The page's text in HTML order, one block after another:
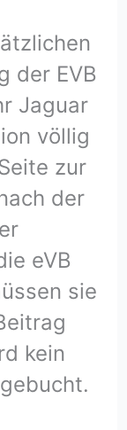
der EVB
Jaguar
völlig
zur
der
eVB
sie
kein